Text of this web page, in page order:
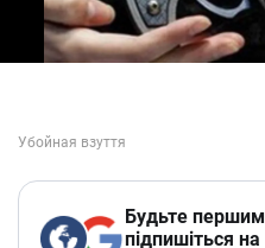
Будьте
підпишіться